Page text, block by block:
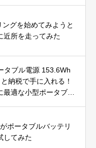
グを始めてみようと
近所を走ってみた
タブル電源 153.6Wh
納税で手に入れる！
適な小型ポータブル
ポータブルバッテリ
してみた